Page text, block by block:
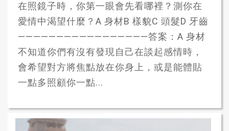
在照鏡子時，你第一眼會先看哪裡？測你在
愛情中渴望什麼？A 身材B 樣貌C 頭髮D 牙齒
—————————————————答案：A 身材
不知道你們有沒有發現自己在談起感情時，
會希望對方將焦點放在你身上，或是能體貼
一點多照顧你一點...